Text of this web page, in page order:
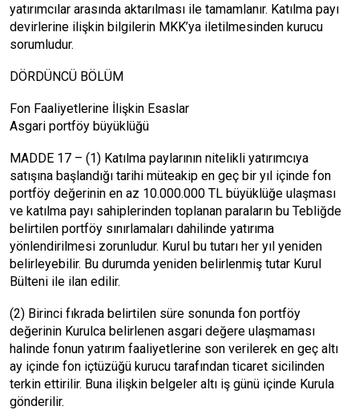
yatırımcılar arasında aktarılması ile tamamlanır. Katılma payı
devirlerine ilişkin bilgilerin MKK’ya iletilmesinden kurucu
sorumludur.
DÖRDÜNCÜ BÖLÜM
Fon Faaliyetlerine İlişkin Esaslar
Asgari portföy büyüklüğü
MADDE 17 – (1) Katılma paylarının nitelikli yatırımcıya
satışına başlandığı tarihi müteakip en geç bir yıl içinde fon
portföy değerinin en az 10.000.000 TL büyüklüğe ulaşması
ve katılma payı sahiplerinden toplanan paraların bu Tebliğde
belirtilen portföy sınırlamaları dahilinde yatırıma
yönlendirilmesi zorunludur. Kurul bu tutarı her yıl yeniden
belirleyebilir. Bu durumda yeniden belirlenmiş tutar Kurul
Bülteni ile ilan edilir.
(2) Birinci fıkrada belirtilen süre sonunda fon portföy
değerinin Kurulca belirlenen asgari değere ulaşmaması
halinde fonun yatırım faaliyetlerine son verilerek en geç altı
ay içinde fon içtüzüğü kurucu tarafından ticaret sicilinden
terkin ettirilir. Buna ilişkin belgeler altı iş günü içinde Kurula
gönderilir.